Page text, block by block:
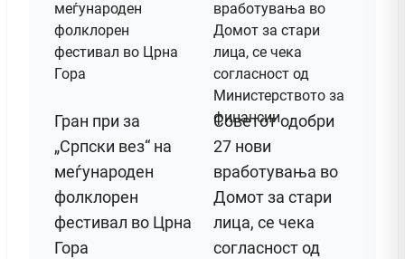
Гран при за
„Српски вез“ на
меѓународен
фолклорен
фестивал во Црна
Гора
Советот одобри
27 нови
вработувања во
Домот за стари
лица, се чека
согласност од